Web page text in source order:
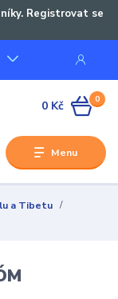
Registrovat se
Menu
0
0 Kč
a Tibetu